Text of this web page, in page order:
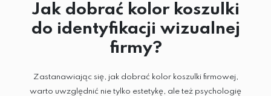
Jak dobrać kolor koszulki
do identyfikacji wizualnej
firmy?
Zastanawiając się, jak dobrać kolor koszulki firmowej,
warto uwzględnić nie tylko estetykę, ale też psychologię